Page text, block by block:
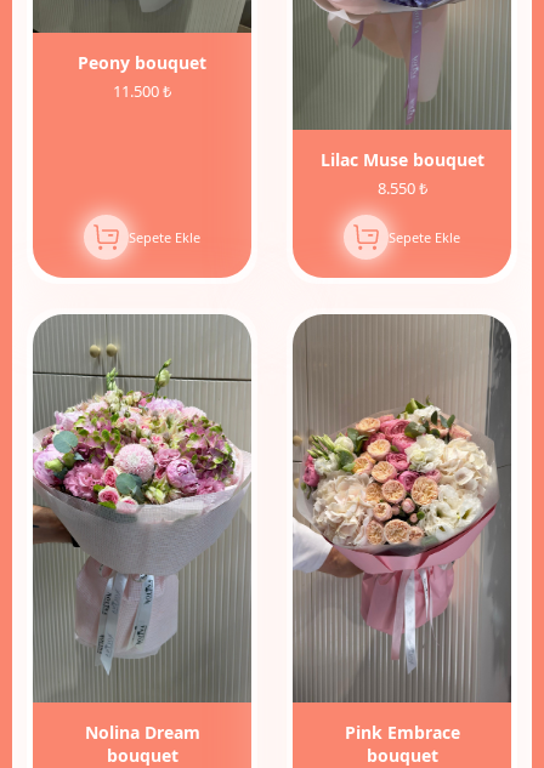
Peony bouquet
11.500 ₺
Sepete Ekle
Lilac Muse bouquet
8.550 ₺
Sepete Ekle
Nolina Dream
bouquet
Pink Embrace
bouquet